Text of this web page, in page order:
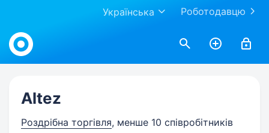
Роботодавцю
Українська
Work.ua
Altez
Роздрібна торгівля, менше 10 співробітників